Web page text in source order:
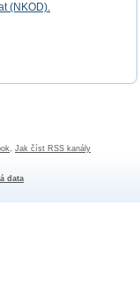
(NKOD).
, Jak číst RSS kanály
data